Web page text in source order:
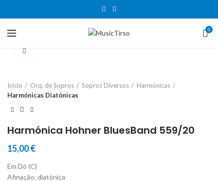
0
Início Orq. de Sopros Sopros Diversos
Harmónicas
Harmónicas Diatónicas
Harmónica Hohner BluesBand 559/20
15,00€
Em Dó (C)
Afinação: diatónica